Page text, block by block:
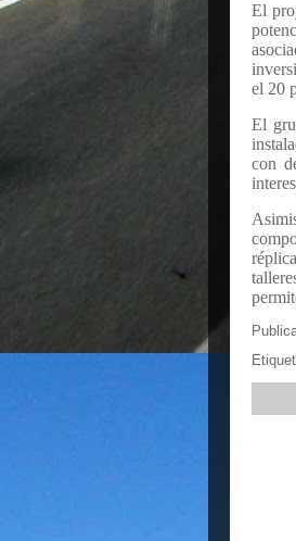
El
el 20
El
con